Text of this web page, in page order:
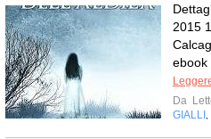
2015
ebook
Da
GIALLI